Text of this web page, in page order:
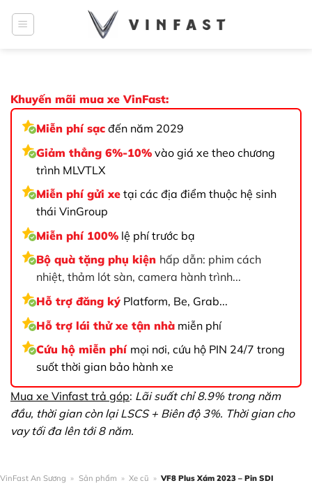
qua
Khuyến mãi mua xe VinFast:
Miễn phí sạc đến năm 2029
Giảm thẳng 6%-10% vào giá xe theo chương
trình MLVTLX
Miễn phí gửi xe tại các địa điểm thuộc hệ sinh
thái VinGroup
Miễn phí 100% lệ phí trước bạ
Bộ quà tặng phụ kiện hấp dẫn: phim cách
nhiệt, thảm lót sàn, camera hành trình...
Hỗ trợ đăng ký Platform, Be, Grab...
Hỗ trợ lái thử xe tận nhà miễn phí
Cứu hộ miễn phí mọi nơi, cứu hộ PIN 24/7 trong
suốt thời gian bảo hành xe
Mua xe Vinfast trả góp: Lãi suất chỉ 8.9% trong năm
đầu, thời gian còn lại LSCS + Biên độ 3%. Thời gian cho
vay tối đa lên tới 8 năm.
VinFast An Sương » Sản phẩm » Xe cũ » VF8 Plus Xám 2023 – Pin SDI